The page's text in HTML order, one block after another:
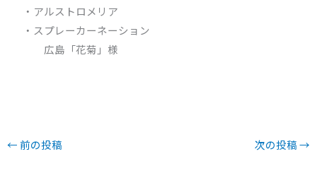
・アルストロメリア
・スプレーカーネーション
広島「花菊」様
← 前の投稿 次の投稿→